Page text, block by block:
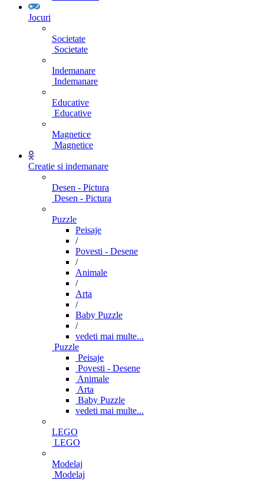
Jocuri
Societate
Societate
Indemanare
Indemanare
Educative
Educative
Magnetice
Magnetice
Creatie si indemanare
Desen - Pictura
Desen - Pictura
Puzzle
Peisaje
/
Povesti - Desene
/
Animale
/
Arta
/
Baby Puzzle
/
vedeti mai multe...
Puzzle
Peisaje
Povesti - Desene
Animale
Arta
Baby Puzzle
vedeti mai multe...
LEGO
LEGO
Modelaj
Modelaj